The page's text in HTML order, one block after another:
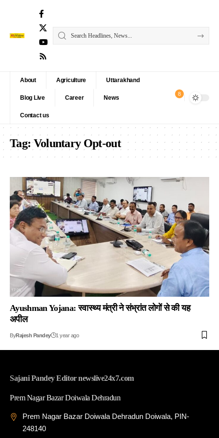
About Agriculture Uttarakhand
Blog Live Career News
Contact us
8
Tag:Voluntary Opt-out
Ayushman Yojana: स्वास्थ्य मंत्री ने संभ्रांत लोगों से की यह
अपील
ByRajesh Pandey 1 year ago
Sajani Pandey Editor newslive24x7.com
Prem Nagar Bazar Doiwala Dehradun
Prem Nagar Bazar Doiwala Dehradun Doiwala, PIN-
248140